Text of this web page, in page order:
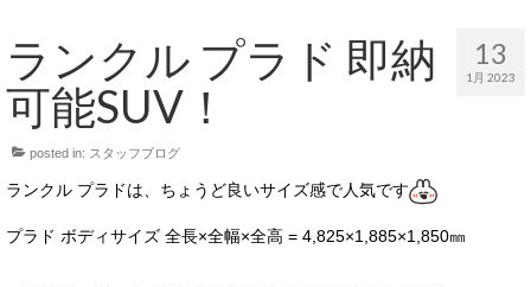
M’sCollectionパーツ一覧
エムズオート
M’sCollection
13
1月 2023
ランクル プラド 即納
可能SUV！
posted in: スタッフブログ
ランクル プラドは、ちょうど良いサイズ感で人気です
プラド ボディサイズ 全長×全幅×全高 = 4,825×1,885×1,850㎜